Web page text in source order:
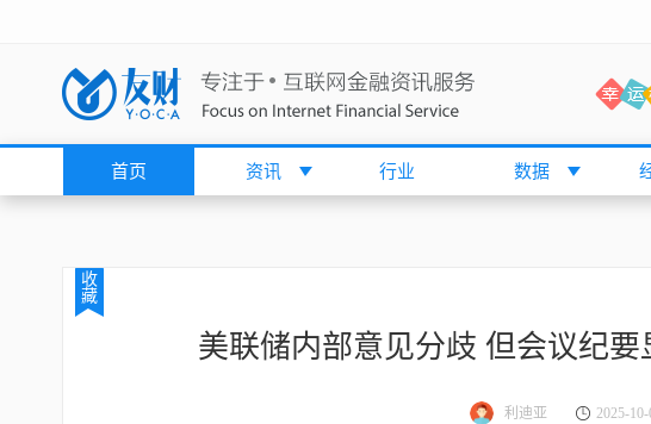
首页 资讯 行业 数据
收
藏
美联储内部意见分歧 但会议纪要
利迪亚 2025-